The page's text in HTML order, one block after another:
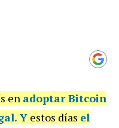
en adoptar Bitcoin
Y estos días el